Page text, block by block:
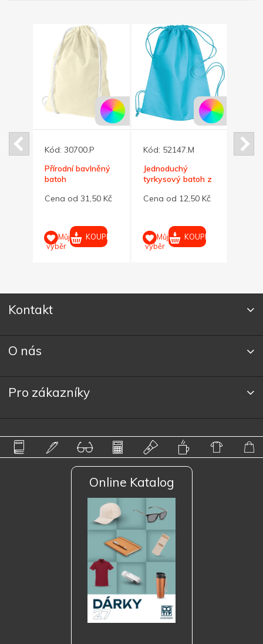
Kód: 30700.P
Přírodní bavlněný
batoh
Cena od 31,50 Kč
Můj
výběr
KOUPIT
Kód: 52147.M
Jednoduchý
tyrkysový batoh z
Cena od 12,50 Kč
Můj
výběr
KOUPIT
Kód:
Kontakt
O nás
Pro zákazníky
Online Katalog